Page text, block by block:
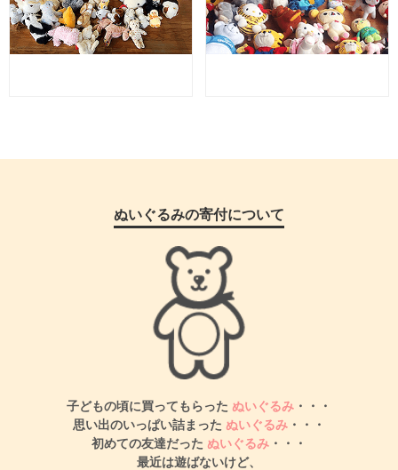
ぬいぐるみの寄付について
子どもの頃に買ってもらった ぬいぐるみ ・・・
思い出のいっぱい詰まった ぬいぐるみ ・・・
初めての友達だった ぬいぐるみ ・・・
最近は遊ばないけど、